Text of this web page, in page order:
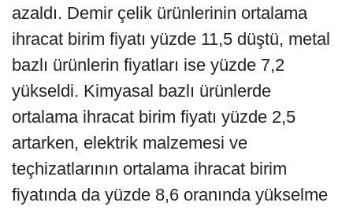
azaldı. Demir çelik ürünlerinin ortalama
ihracat birim fiyatı yüzde 11,5 düştü, metal
bazlı ürünlerin fiyatları ise yüzde 7,2
yükseldi. Kimyasal bazlı ürünlerde
ortalama ihracat birim fiyatı yüzde 2,5
artarken, elektrik malzemesi ve
teçhizatlarının ortalama ihracat birim
fiyatında da yüzde 8,6 oranında yükselme